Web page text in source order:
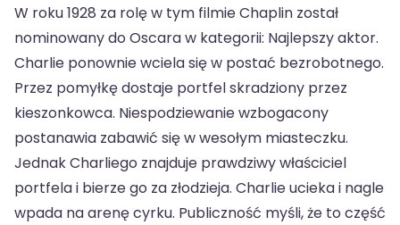
W roku 1928 za rolę w tym filmie Chaplin został
nominowany do Oscara w kategorii: Najlepszy aktor.
Charlie ponownie wciela się w postać bezrobotnego.
Przez pomyłkę dostaje portfel skradziony przez
kieszonkowca. Niespodziewanie wzbogacony
postanawia zabawić się w wesołym miasteczku.
Jednak Charliego znajduje prawdziwy właściciel
portfela i bierze go za złodzieja. Charlie ucieka i nagle
wpada na arenę cyrku. Publiczność myśli, że to część